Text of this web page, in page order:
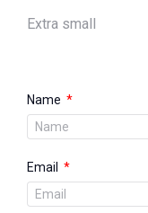
Extra small
Name
Email